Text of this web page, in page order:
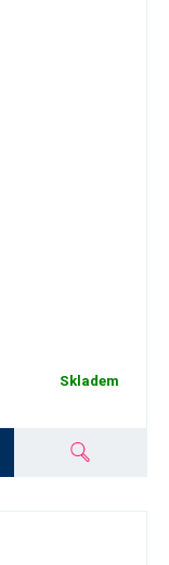
Skladem